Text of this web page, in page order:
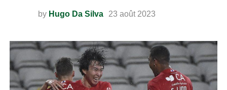
by Hugo Da Silva 23 août 2023